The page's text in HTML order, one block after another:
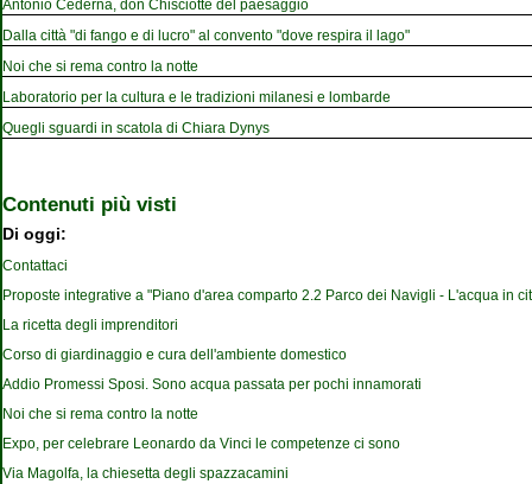
Antonio Cederna, don Chisciotte del paesaggio
Dalla città "di fango e di lucro" al convento "dove respira il lago"
Noi che si rema contro la notte
Laboratorio per la cultura e le tradizioni milanesi e lombarde
Quegli sguardi in scatola di Chiara Dynys
Contenuti più visti
Di oggi:
Contattaci
Proposte integrative a "Piano d'area comparto 2.2 Parco dei Navigli - L'acqua in
La ricetta degli imprenditori
Corso di giardinaggio e cura dell'ambiente domestico
Addio Promessi Sposi. Sono acqua passata per pochi innamorati
Noi che si rema contro la notte
Expo, per celebrare Leonardo da Vinci le competenze ci sono
Via Magolfa, la chiesetta degli spazzacamini